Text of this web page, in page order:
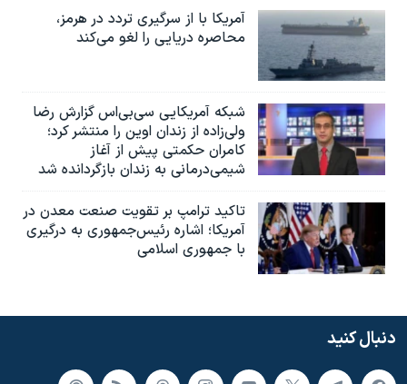
آمریکا با از سرگیری تردد در هرمز،
محاصره دریایی را لغو می‌کند
شبکه آمریکایی سی‌بی‌‌اس گزارش رضا
ولی‌زاده از زندان اوین را منتشر کرد؛
کامران حکمتی پیش از آغاز
شیمی‌درمانی به زندان بازگردانده شد
تاکید ترامپ بر تقویت صنعت معدن در
آمریکا؛ اشاره رئیس‌جمهوری به درگیری
با جمهوری اسلامی
دنبال کنید